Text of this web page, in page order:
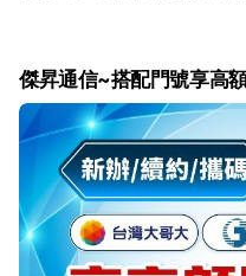
傑昇通信~搭配門號享高